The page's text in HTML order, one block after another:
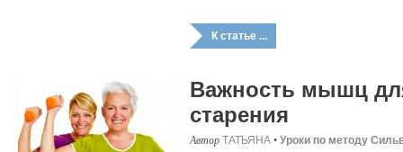
К статье ...
Важность мышц
старения
ТАТЬЯНА•Уроки по методу